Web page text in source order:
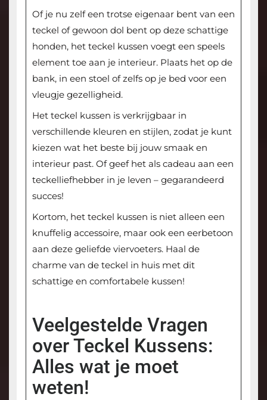
Of je nu zelf een trotse eigenaar bent van een
teckel of gewoon dol bent op deze schattige
honden, het teckel kussen voegt een speels
element toe aan je interieur. Plaats het op de
bank, in een stoel of zelfs op je bed voor een
vleugje gezelligheid.
Het teckel kussen is verkrijgbaar in
verschillende kleuren en stijlen, zodat je kunt
kiezen wat het beste bij jouw smaak en
interieur past. Of geef het als cadeau aan een
teckelliefhebber in je leven – gegarandeerd
succes!
Kortom, het teckel kussen is niet alleen een
knuffelig accessoire, maar ook een eerbetoon
aan deze geliefde viervoeters. Haal de
charme van de teckel in huis met dit
schattige en comfortabele kussen!
Veelgestelde Vragen
over Teckel Kussens:
Alles wat je moet
weten!